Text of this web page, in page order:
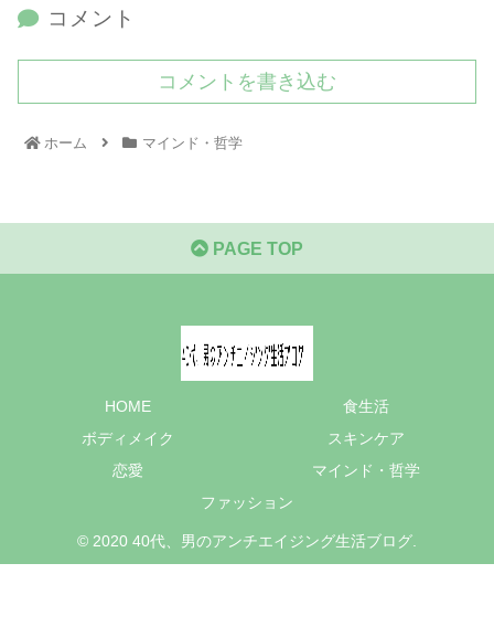
コメント
コメントを書き込む
ホーム マインド・哲学
PAGE TOP
HOME
食生活
ボディメイク
スキンケア
恋愛
マインド・哲学
ファッション
© 2020 40代、男のアンチエイジング生活ブログ.